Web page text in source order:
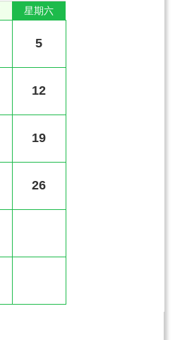
星期六
5
12
19
26